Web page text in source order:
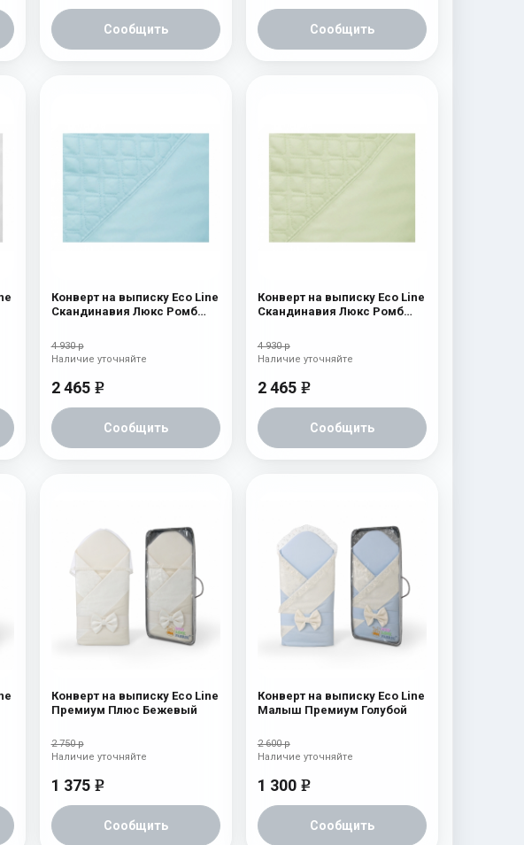
Сообщить Сообщить
Конверт на выписку Eco Line
Скандинавия Люкс Ромб
4 930 р
2 465 e
Сообщить
Наличие уточняйте
Конверт на выписку Eco Line
Скандинавия Люкс Ромб
4 930 р
2 465 e
Сообщить
Наличие уточняйте
Конверт на выписку Eco Line
Премиум Плюс Бежевый
2 750 р
1 375 e
Сообщить
Наличие уточняйте
Конверт на выписку Eco Line
Малыш Премиум Голубой
2 600 р
1 300 e
Сообщить
Наличие уточняйте